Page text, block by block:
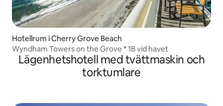
Hotellrum i Cherry Grove Beach
Wyndham Towers on the Grove * 1B vid havet
Lägenhetshotell med tvättmaskin och
torktumlare